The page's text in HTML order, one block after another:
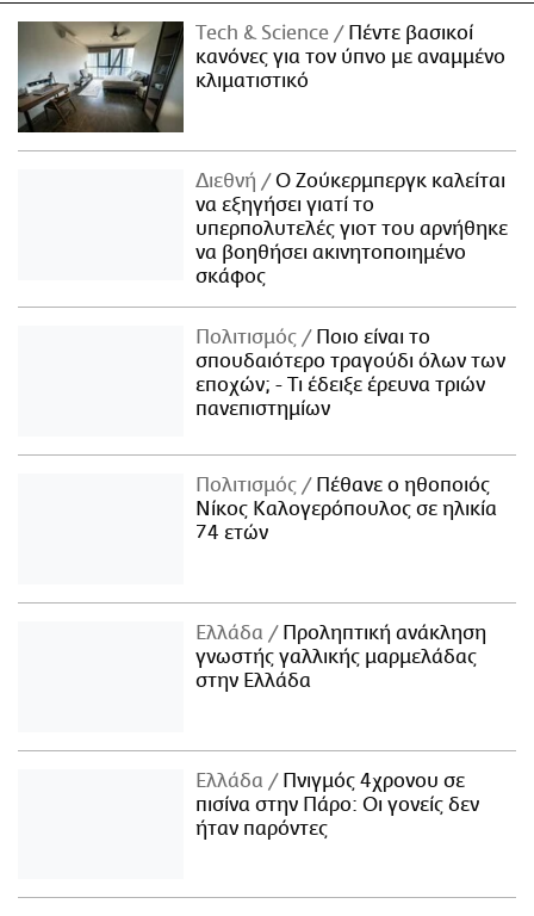
Τech & Science
Πέντε βασικοί
κανόνες για τον ύπνο με αναμμένο
κλιματιστικό
Διεθνή
Ο Ζούκερμπεργκ καλείται
να εξηγήσει γιατί το
υπερπολυτελές γιοτ του αρνήθηκε
να βοηθήσει ακινητοποιημένο
σκάφος
Πολιτισμός
Ποιο είναι το
σπουδαιότερο τραγούδι όλων των
εποχών; - Τι έδειξε έρευνα τριών
πανεπιστημίων
Πολιτισμός
Πέθανε ο ηθοποιός
Νίκος Καλογερόπουλος σε ηλικία
74 ετών
Ελλάδα
Προληπτική ανάκληση
γνωστής γαλλικής μαρμελάδας
στην Ελλάδα
Ελλάδα
Πνιγμός 4χρονου σε
πισίνα στην Πάρο: Οι γονείς δεν
ήταν παρόντες